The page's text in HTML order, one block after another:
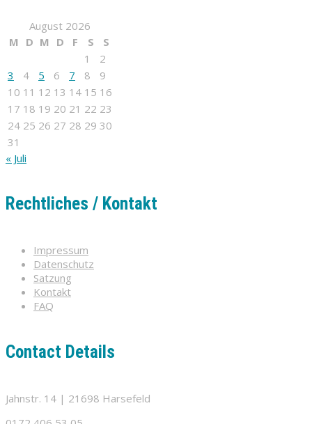
August 2026
M D M D F S
S
1
2
3
4 5 6 7 8
9
10 11 12 13 14 15 16
17 18 19 20 21 22 23
24 25 26 27 28 29 30
31
« Juli
Rechtliches / Kontakt
Impressum
Datenschutz
Satzung
Kontakt
FAQ
Contact Details
Jahnstr. 14 | 21698 Harsefeld